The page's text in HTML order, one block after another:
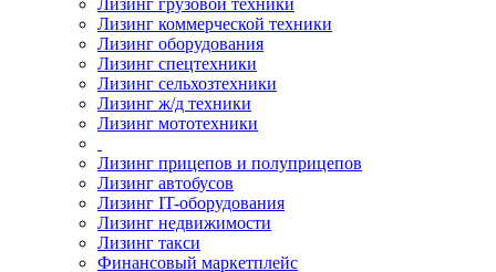
Лизинг грузовой техники
Лизинг коммерческой техники
Лизинг оборудования
Лизинг спецтехники
Лизинг сельхозтехники
Лизинг ж/д техники
Лизинг мототехники
Лизинг прицепов и полуприцепов
Лизинг автобусов
Лизинг IT-оборудования
Лизинг недвижимости
Лизинг такси
Финансовый маркетплейс